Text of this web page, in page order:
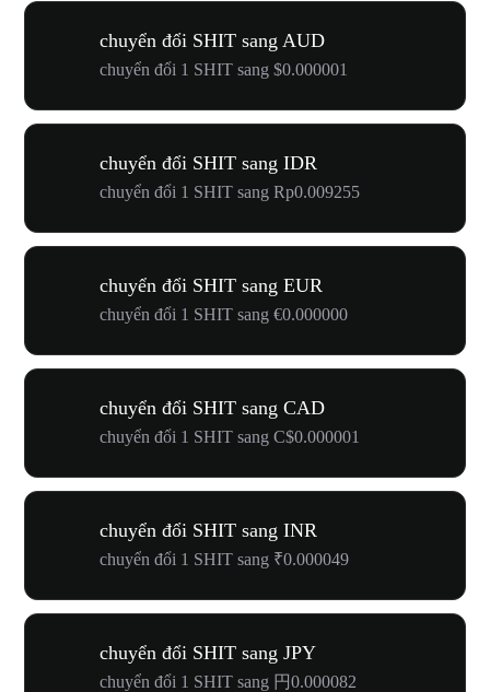
chuyển đổi SHIT sang AUD
chuyển đổi 1 SHIT sang $0.000001
chuyển đổi SHIT sang IDR
chuyển đổi 1 SHIT sang Rp0.009255
chuyển đổi SHIT sang EUR
chuyển đổi 1 SHIT sang €0.000000
chuyển đổi SHIT sang CAD
chuyển đổi 1 SHIT sang C$0.000001
chuyển đổi SHIT sang INR
chuyển đổi 1 SHIT sang ₹0.000049
chuyển đổi SHIT sang JPY
chuyển đổi 1 SHIT sang 円0.000082